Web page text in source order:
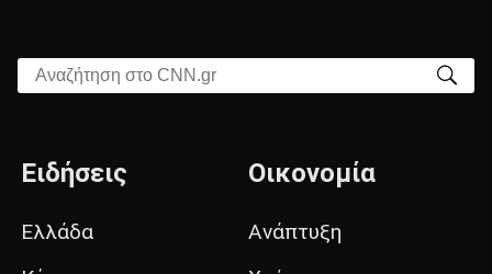
Αναζήτηση στο CNN.gr
Ειδήσεις
Ελλάδα
Οικονομία
Ανάπτυξη